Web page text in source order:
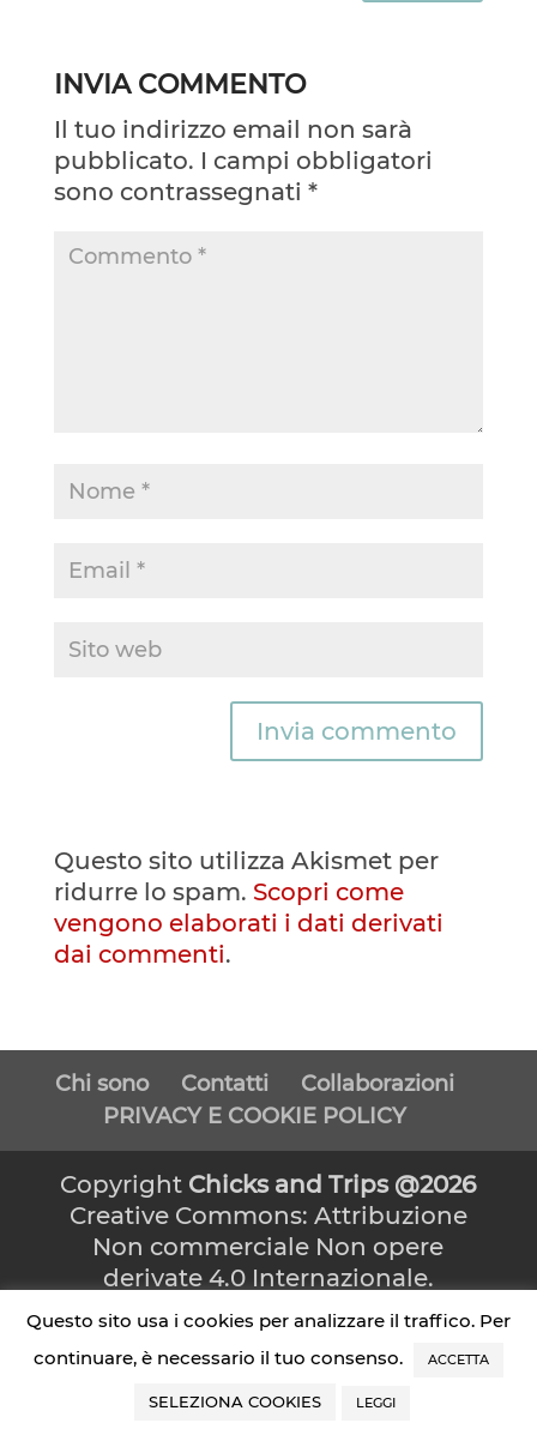
INVIA COMMENTO
Il tuo indirizzo email non sarà
pubblicato. I campi obbligatori
sono contrassegnati *
Questo sito utilizza Akismet per
ridurre lo spam. Scopri come
vengono elaborati i dati derivati
dai commenti.
Chi sono Contatti
Collaborazioni
PRIVACY E COOKIE POLICY
Copyright Chicks and Trips @2026
Creative Commons: Attribuzione
Non commerciale Non opere
derivate 4.0 Internazionale.
DISCLAIMER: Alcuni post
contengono link affiliati: sono
collegamenti che, se cliccati,
possono far guadagnare una
Questo sito usa i cookies per analizzare il traffico. Per
continuare, è necessario il tuo consenso.
ACCETTA
SELEZIONA COOKIES LEGGI